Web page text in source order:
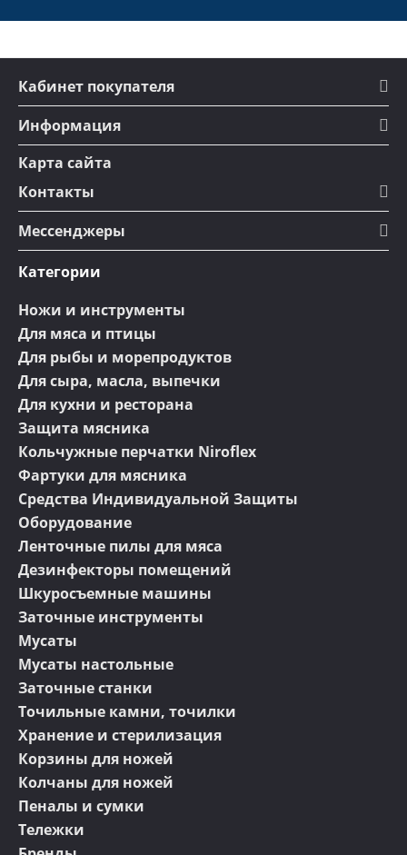
Кабинет покупателя
Информация
Карта сайта
Контакты
Мессенджеры
Категории
Ножи и инструменты
Для мяса и птицы
Для рыбы и морепродуктов
Для сыра, масла, выпечки
Для кухни и ресторана
Защита мясника
Кольчужные перчатки Niroflex
Фартуки для мясника
Средства Индивидуальной Защиты
Оборудование
Ленточные пилы для мяса
Дезинфекторы помещений
Шкуросъемные машины
Заточные инструменты
Мусаты
Мусаты настольные
Заточные станки
Точильные камни, точилки
Хранение и стерилизация
Корзины для ножей
Колчаны для ножей
Пеналы и сумки
Тележки